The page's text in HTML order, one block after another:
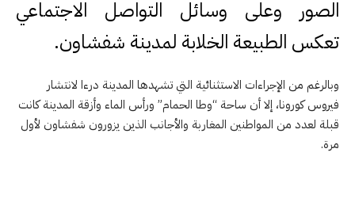
الصور وعلى وسائل التواصل الاجتماعي
تعكس الطبيعة الخلابة لمدينة شفشاون.
وبالرغم من الإجراءات الاستثنائية التي تشهدها المدينة درءا لانتشار
فيروس كورونا، إلا أن ساحة “وطا الحمام” ورأس الماء وأزقة المدينة كانت
قبلة لعدد من المواطنين المغاربة والأجانب الذين يزورون شفشاون لأول
مرة.